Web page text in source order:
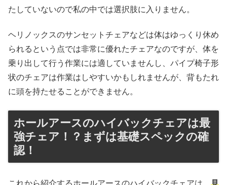
たしていないので私の中では選択肢に入りません。
ヘリノックスのサンセットチェアなどは体はゆっくり休め
られるという点では非常に優れたチェアなのですが、体を
乗り出して行う作業には適していませんし、パイプ椅子形
状のチェアは作業はしやすいかもしれませんが、背もたれ
に頭を持たせることができません。
ホールアースのハイバックチェアは最
強チェア！？まずは基礎スペックの確
認！